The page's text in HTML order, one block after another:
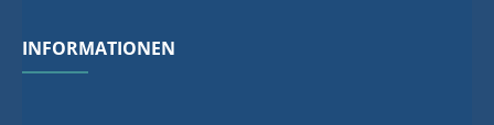
INFORMATIONEN